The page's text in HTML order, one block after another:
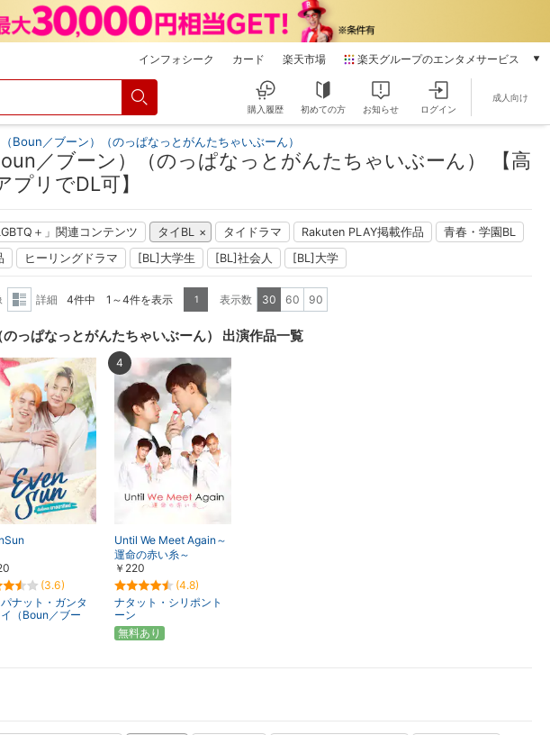
インフォシーク カード 楽天市場 楽天グループのエンタメサービス
本/ゲーム/CD/DVD
電子書籍
楽天マガジン
動画配信
購入履歴 初めての方 お知らせ ログイン
成人向け
Boun／ブーン）（のっぱなっとがんたちゃいぶーん）
／ブーン）（のっぱなっとがんたちゃいぶーん） 【高
リでDL可】
＋」関連コンテンツ タイBL タイドラマ Rakuten PLAY掲載作品
青春・学園BL
ヒーリングドラマ [BL]大学生 [BL]社会人 [BL]大学
表示
詳細 4件中 1～4件を表示 1 表示数 30 60 90
っぱなっとがんたちゃいぶーん） 出演作品一覧
(3.6)
ナット・ガンタ
（Boun／ブー
Until We Meet Again～
運命の赤い糸～
￥220
(4.8)
ナタット・シリポント
ーン
4
無料あり